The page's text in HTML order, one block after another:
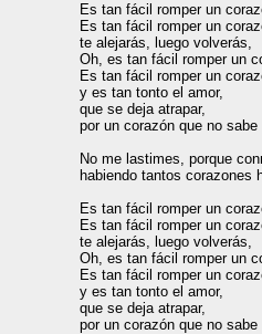
Es tan fácil romper un
Es tan fácil romper un
te alejarás, luego volverás,
Oh, es tan fácil romper un
Es tan fácil romper un
y es tan tonto el amor,
que se deja atrapar,
por un corazón que no sabe
No me lastimes, porque
habiendo tantos corazones
Es tan fácil romper un
Es tan fácil romper un
te alejarás, luego volverás,
Oh, es tan fácil romper un
Es tan fácil romper un
y es tan tonto el amor,
que se deja atrapar,
por un corazón que no sabe